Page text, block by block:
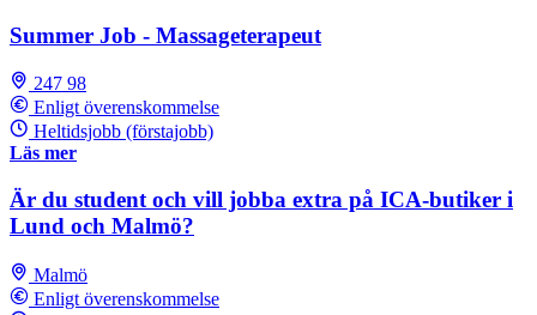
Summer Job - Massageterapeut
247 98
Enligt överenskommelse
Heltidsjobb (förstajobb)
Läs mer
Är du student och vill jobba extra på ICA-butiker i
Lund och Malmö?
Malmö
Enligt överenskommelse